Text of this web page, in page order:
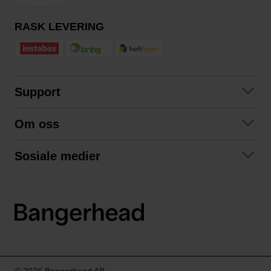
RASK LEVERING
Support
Kjøpsvilkår
Om oss
Sosiale medier
LinkedIn